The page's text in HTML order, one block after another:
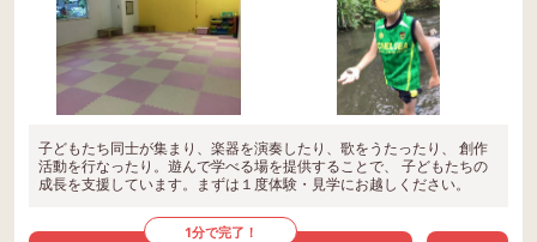
子どもたち同士が集まり、楽器を演奏したり、歌をうたったり、 創作
活動を行なったり。遊んで学べる場を提供することで、 子どもたちの
成長を支援しています。まずは１度体験・見学にお越しください。
1分で完了！